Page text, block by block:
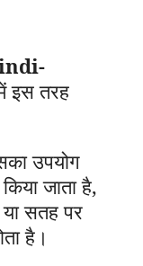
इस तरह
उपयोग
जाता है,
या सतह पर
है।